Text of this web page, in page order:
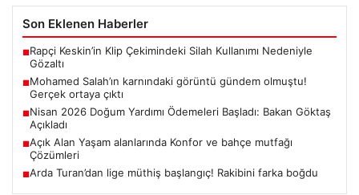
Son Eklenen Haberler
■Rapçi Keskin’in Klip Çekimindeki Silah Kullanımı Nedeniyle
Gözaltı
■Mohamed Salah’ın karnındaki görüntü gündem olmuştu!
Gerçek ortaya çıktı
■Nisan 2026 Doğum Yardımı Ödemeleri Başladı: Bakan Göktaş
Açıkladı
■Açık Alan Yaşam alanlarında Konfor ve bahçe mutfağı
Çözümleri
■Arda Turan’dan lige müthiş başlangıç! Rakibini farka boğdu